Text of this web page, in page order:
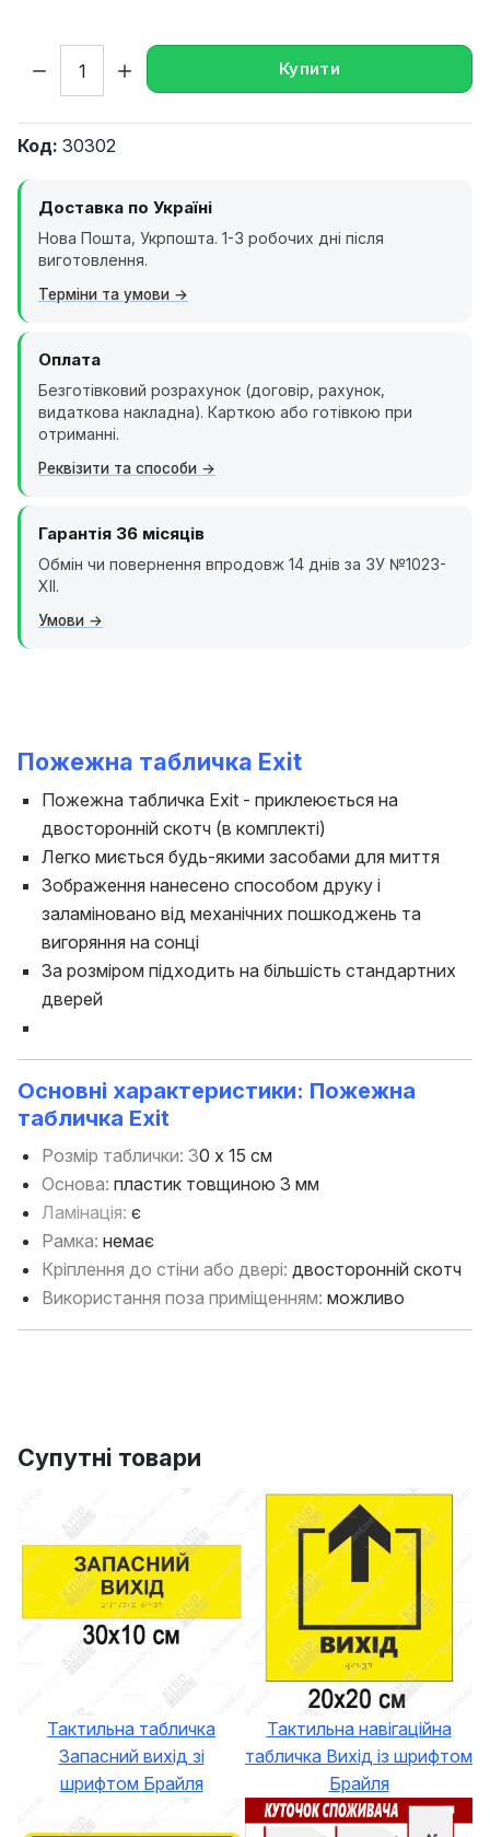
Купити
Код: 30302
Доставка по Україні
Нова Пошта, Укрпошта. 1-3 робочих дні після
виготовлення.
Терміни та умови
Оплата
Безготівковий розрахунок (договір, рахунок,
видаткова накладна). Карткою або готівкою при
отриманні.
Реквізити та способи
Гарантія 36 місяців
Обмін чи повернення впродовж 14 днів за ЗУ №1023-
XII.
Умови
Пожежна табличка Exit
Пожежна табличка Exit - приклеюється на
двосторонній скотч (в комплекті)
Легко миється будь-якими засобами для миття
Зображення нанесено способом друку і
заламіновано від механічних пошкоджень та
вигоряння на сонці
За розміром підходить на більшість стандартних
дверей
Основні характеристики: Пожежна
табличка Exit
Розмір таблички: 30 х 15 см
Основа: пластик товщиною 3 мм
Ламінація:є
Рамка: немає
Кріплення до стіни або двері: двосторонній скотч
Використання поза приміщенням: можливо
Супутні товари
Тактильна табличка
Запасний вихід зі
шрифтом Брайля
Тактильна навігаційна
табличка Вихід із шрифтом
Брайля